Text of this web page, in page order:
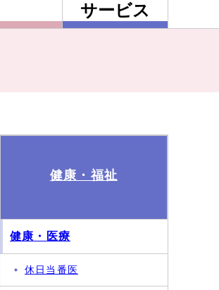
サービス
健康・福祉
健康・医療
休日当番医